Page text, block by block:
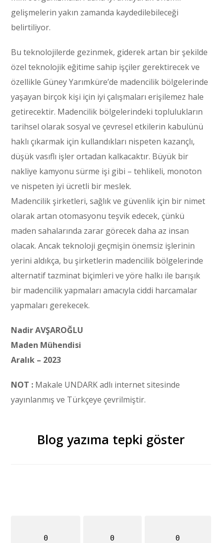
gelişmelerin yakın zamanda kaydedilebileceği
belirtiliyor.
Bu teknolojilerde gezinmek, giderek artan bir şekilde
özel teknolojik eğitime sahip işçiler gerektirecek ve
özellikle Güney Yarımküre’de madencilik bölgelerinde
yaşayan birçok kişi için iyi çalışmaları erişilemez hale
getirecektir. Madencilik bölgelerindeki toplulukların
tarihsel olarak sosyal ve çevresel etkilerin kabulünü
haklı çıkarmak için kullandıkları nispeten kazançlı,
düşük vasıflı işler ortadan kalkacaktır. Büyük bir
nakliye kamyonu sürme işi gibi – tehlikeli, monoton
ve nispeten iyi ücretli bir meslek.
Madencilik şirketleri, sağlık ve güvenlik için bir nimet
olarak artan otomasyonu teşvik edecek, çünkü
maden sahalarında zarar görecek daha az insan
olacak. Ancak teknoloji geçmişin önemsiz işlerinin
yerini aldıkça, bu şirketlerin madencilik bölgelerinde
alternatif tazminat biçimleri ve yöre halkı ile barışık
bir madencilik yapmaları amacıyla ciddi harcamalar
yapmaları gerekecek.
Nadir AVŞAROĞLU
Maden Mühendisi
Aralık – 2023
NOT : Makale UNDARK adlı internet sitesinde
yayınlanmış ve Türkçeye çevrilmiştir.
Blog yazıma tepki göster
0 0 0